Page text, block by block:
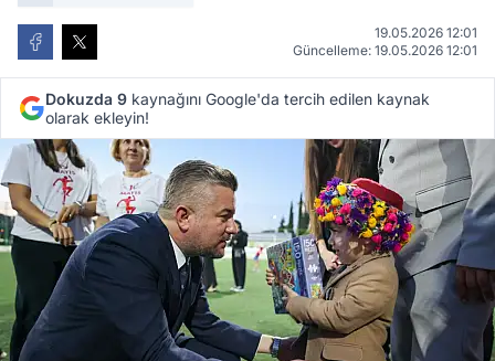
19.05.2026 12:01
Güncelleme: 19.05.2026 12:01
Dokuzda 9 kaynağını Google'da tercih edilen kaynak
olarak ekleyin!